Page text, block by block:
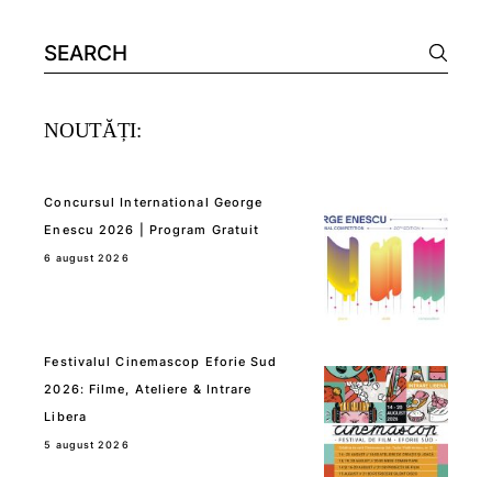
Search
for:
NOUTĂȚI:
Concursul International George
Enescu 2026 | Program Gratuit
6 august 2026
Festivalul Cinemascop Eforie Sud
2026: Filme, Ateliere & Intrare
Libera
5 august 2026